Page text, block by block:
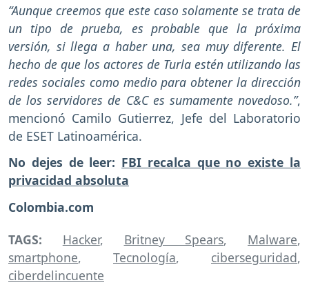
“Aunque creemos que este caso solamente se trata de
un tipo de prueba, es probable que la próxima
versión, si llega a haber una, sea muy diferente. El
hecho de que los actores de Turla estén utilizando las
redes sociales como medio para obtener la dirección
de los servidores de C&C es sumamente novedoso.”,
mencionó Camilo Gutierrez, Jefe del Laboratorio
de ESET Latinoamérica.
No dejes de leer: FBI recalca que no existe la
privacidad absoluta
Colombia.com
TAGS: Hacker, Britney Spears, Malware,
smartphone, Tecnología, ciberseguridad,
ciberdelincuente